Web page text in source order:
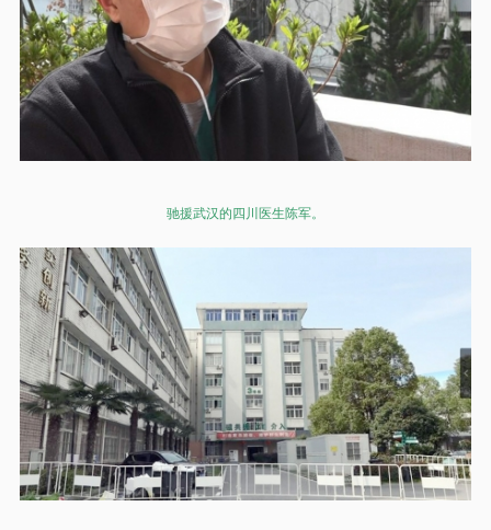
驰援武汉的四川医生陈军。